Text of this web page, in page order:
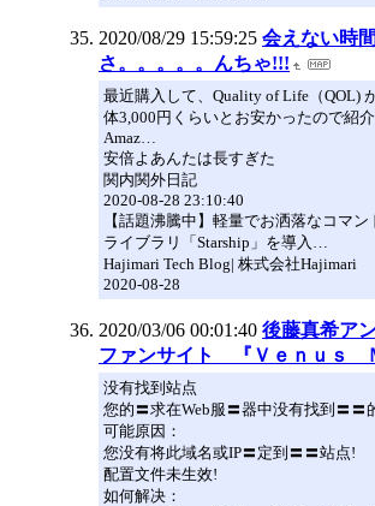
2020/08/29 15:59:25 会えない時
さ。。。。。んちゃ!!!
最近購入して、Quality of Life（QOL)
体3,000円くらいとお安かったので紹
Amaz…
安倍よあんたは長すぎた
関内関外日記
2020-08-28 23:10:40
【話題沸騰中】軽量でお洒落なコマ
ライブラリ「Starship」を導入…
Hajimari Tech Blog| 株式会社Hajimari
2020-08-28
2020/03/06 00:01:40 後藤真希ア
ファンサイト 『Ｖｅｎｕｓ
没有找到站点
您的〓求在Web服〓器中没有找到〓〓
可能原因：
您没有将此域名或IP〓定到〓〓站点!
配置文件未生效!
如何解决：